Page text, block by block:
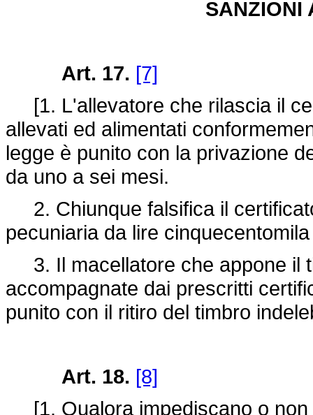
SANZIONI
Art. 17. [7]
[1. L'allevatore che rilascia il
allevati ed alimentati
legge è punito con la privazione
da uno a sei mesi.
2. Chiunque falsifica il
pecuniaria da lire
3. Il macellatore che appone il
accompagnate dai prescritti
punito con il ritiro del timbro
Art. 18. [8]
[1. Qualora impediscano o non